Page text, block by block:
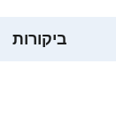
ביקורות